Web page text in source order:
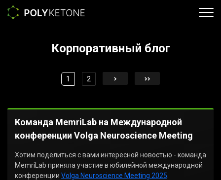
Корпоративный блог
1 2
Команда MemriLab на Международной
конференции Volga Neuroscience Meeting
Хотим поделиться с вами интересной новостью - команда
MemriLab приняла участие в юбилейной международной
конференции Volga Neuroscience Meeting 2025